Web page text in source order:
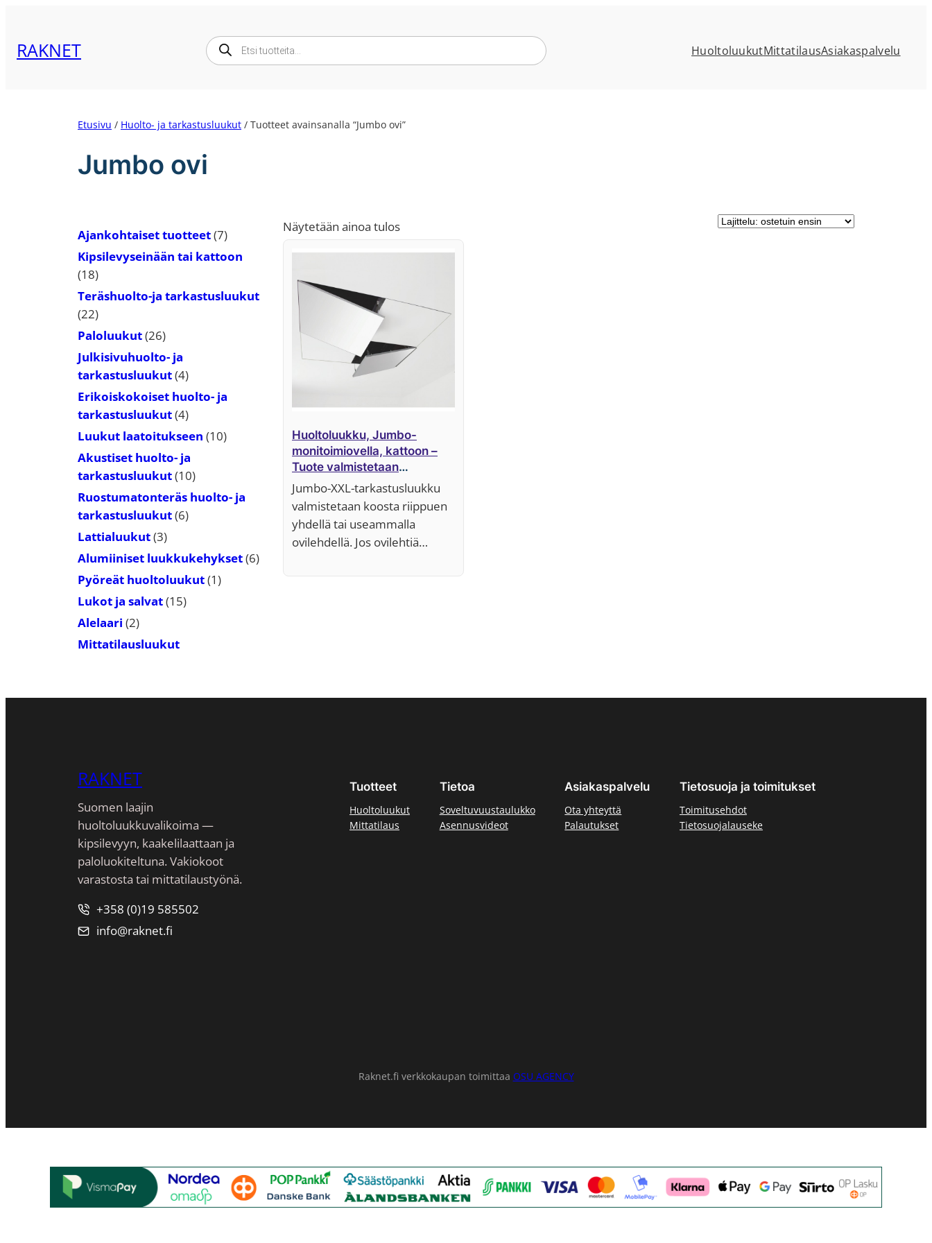
RAKNET Products
search HuoltoluukutMittatilausAsiakaspalvelu
Etusivu / Huolto- ja tarkastusluukut / Tuotteet avainsanalla “Jumbo ovi”
Jumbo ovi
Ajankohtaiset tuotteet 77
tuotetta
Kipsilevyseinään tai kattoon
1818
tuotetta
Teräshuolto-ja tarkastusluukut
2222
tuotetta
Paloluukut 2626
tuotetta
Julkisivuhuolto- ja
tarkastusluukut 44
tuotetta
Erikoiskokoiset huolto- ja
tarkastusluukut 44
tuotetta
Luukut laatoitukseen 1010
Akustiset huolto- ja
tarkastusluukut 1010
tuotetta
Ruostumatonteräs huolto- ja
tarkastusluukut 66
Lattialuukut 33
tuotetta
Alumiiniset luukkukehykset 66
Pyöreät huoltoluukut 11
Lukot ja salvat 1515
Alelaari 22
tuotetta
Mittatilausluukut
Näytetään ainoa tulos
Huoltoluukku, Jumbo-
monitoimiovella, kattoon –
Tuote valmistetaan
mittatilaustyönä
Jumbo-XXL-tarkastusluukku
valmistetaan koosta riippuen
yhdellä tai useammalla
ovilehdellä. Jos ovilehtiä…
RAKNET
Suomen laajin
huoltoluukkuvalikoima —
kipsilevyyn, kaakeli­laattaan ja
paloluokiteltuna. Vakiokoot
varastosta tai mittatilaustyönä.
+358 (0)19 585502
info@raknet.fi
Tuotteet
Huoltoluukut
Mittatilaus
Tietoa
Soveltuvuustaulukko
Asennusvideot
Asiakaspalvelu
Ota yhteyttä
Palautukset
Tietosuoja ja toimitukset
Toimitusehdot
Tietosuojalauseke
Raknet.fi verkkokaupan toimittaa OSU AGENCY